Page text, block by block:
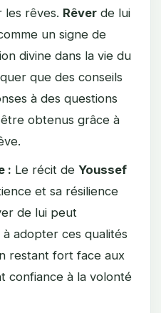
les rêves. Rêver de lui
un signe de
divine dans la vie du
que des conseils
à des questions
obtenus grâce à
: Le récit de Youssef
et sa résilience
de lui peut
adopter ces qualités
restant fort face aux
confiance à la volonté